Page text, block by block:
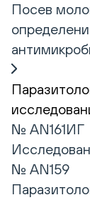
Посев
№ AN161ИГ
№ AN159